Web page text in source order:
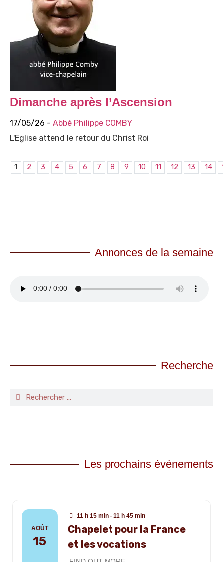
Dimanche après l’Ascension
17/05/26 - Abbé Philippe COMBY
L'Eglise attend le retour du Christ Roi
1 2 3 4 5 6 7 8 9 10 11 12 13 14
Annonces de la semaine
Recherche
Les prochains événements
AOÛT
15
11 h 15 min - 11 h 45 min
Chapelet pour la France
et les vocations